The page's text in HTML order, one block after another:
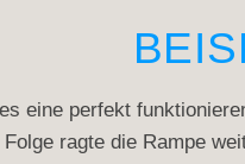
eine perfekt
ragte die Rampe